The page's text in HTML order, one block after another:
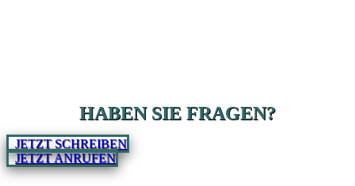
HABEN SIE FRAGEN?
JETZT SCHREIBEN
JETZT ANRUFEN